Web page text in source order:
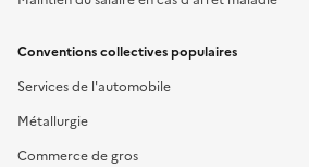
Conventions collectives populaires
Services de l'automobile
Métallurgie
Commerce de gros